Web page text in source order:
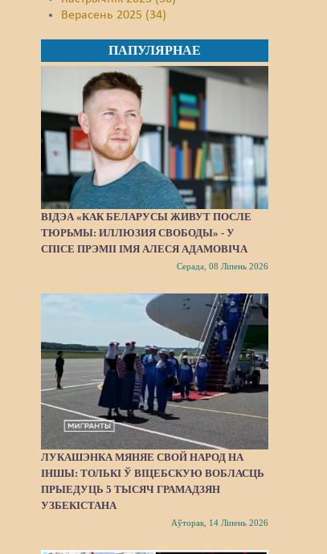
Верасень 2025 (34)
ПАПУЛЯРНАЕ
ВІДЭА «КАК БЕЛАРУСЫ ЖИВУТ ПОСЛЕ
ТЮРЬМЫ: ИЛЛЮЗИЯ СВОБОДЫ» - У
СПІСЕ ПРЭМІІ ІМЯ АЛЕСЯ АДАМОВІЧА
Серада, 08 Ліпень 2026
ЛУКАШЭНКА МЯНЯЕ СВОЙ НАРОД НА
ІНШЫ: ТОЛЬКІ Ў ВІЦЕБСКУЮ ВОБЛАСЦЬ
ПРЫЕДУЦЬ 5 ТЫСЯЧ ГРАМАДЗЯН
УЗБЕКІСТАНА
Аўторак, 14 Ліпень 2026